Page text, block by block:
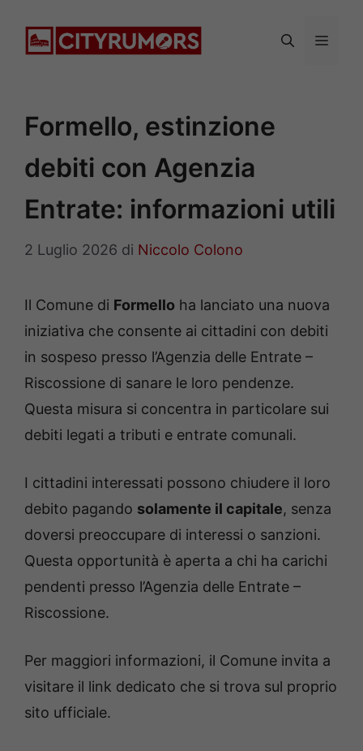
Menu
Formello, estinzione
debiti con Agenzia
Entrate: informazioni utili
2 Luglio 2026 di Niccolo Colono
Il Comune di Formello ha lanciato una nuova
iniziativa che consente ai cittadini con debiti
in sospeso presso l’Agenzia delle Entrate –
Riscossione di sanare le loro pendenze.
Questa misura si concentra in particolare sui
debiti legati a tributi e entrate comunali.
I cittadini interessati possono chiudere il loro
debito pagando solamente il capitale, senza
doversi preoccupare di interessi o sanzioni.
Questa opportunità è aperta a chi ha carichi
pendenti presso l’Agenzia delle Entrate –
Riscossione.
Per maggiori informazioni, il Comune invita a
visitare il link dedicato che si trova sul proprio
sito ufficiale.